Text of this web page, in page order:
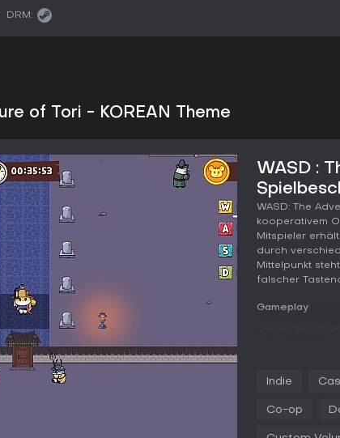
DRM:
of Tori - KOREAN Theme
WASD :
WASD: The
kooperativem
Mitspieler
durch
Mittelpunkt
falscher
Gameplay
ständige
Indie
Co-op